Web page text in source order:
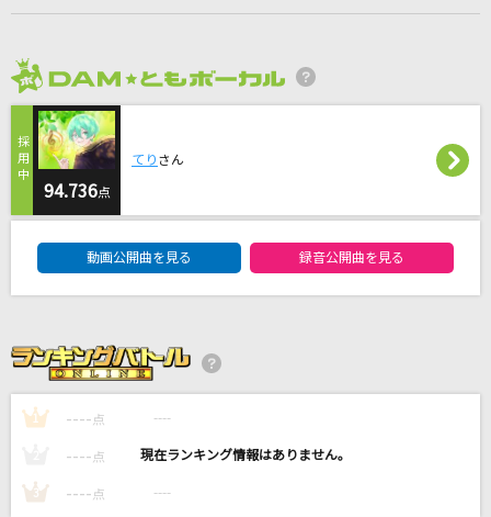
[生音]YAH YAH YAH
CHAGE & ASKA
ゲット・アップ・ルーシー
THEE MICHELLE GUN ELEPHANT
[生音]今夜月の見える丘に
B'z
glitter
浜崎あゆみ
94.736点
てり さん
動画公開曲を見る 録音公開曲を見る
1 ---- 点 ----
---- 点 ----
3 ---- 点 ----